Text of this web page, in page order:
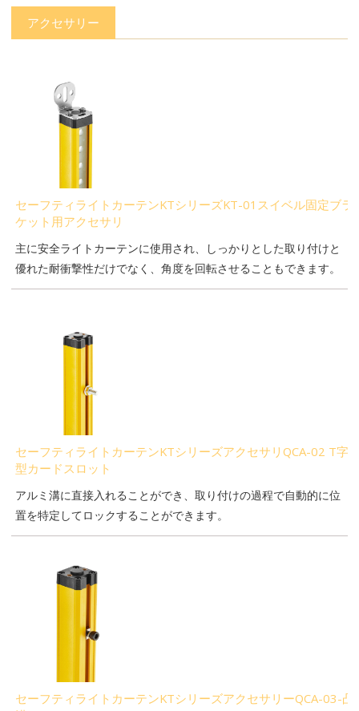
アクセサリー
セーフティライトカーテンKTシリーズKT-01スイベル固定ブラ
ケット用アクセサリ
主に安全ライトカーテンに使用され、しっかりとした取り付けと
優れた耐衝撃性だけでなく、角度を回転させることもできます。
セーフティライトカーテンKTシリーズアクセサリQCA-02 T字
型カードスロット
アルミ溝に直接入れることができ、取り付けの過程で自動的に位
置を特定してロックすることができます。
セーフティライトカーテンKTシリーズアクセサリーQCA-03-凸